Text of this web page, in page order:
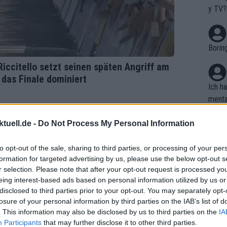
- Do Not Process My Personal Information
opt-out of the sale, sharing to third parties, or processing of your
for targeted advertising by us, please use the below opt-out
selection. Please note that after your opt-out request is processed
interest-based ads based on personal information utilized by us
to third parties prior to your opt-out. You may separately
of your personal information by third parties on the IAB’s list of
This information may also be disclosed by us to third parties on the
Participants that may further disclose it to other third parties.
setzt seinen späten Angriff am
Finale dominiert
st
zte
ng
Die
pe
Tour
arten
y TV?
Ich
Es
wo